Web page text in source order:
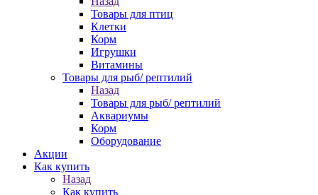
Товары для птиц
Клетки
Корм
Игрушки
Витамины
Товары для рыб/ рептилий
Назад
Товары для рыб/ рептилий
Аквариумы
Корм
Оборудование
Акции
Как купить
Назад
Как купить